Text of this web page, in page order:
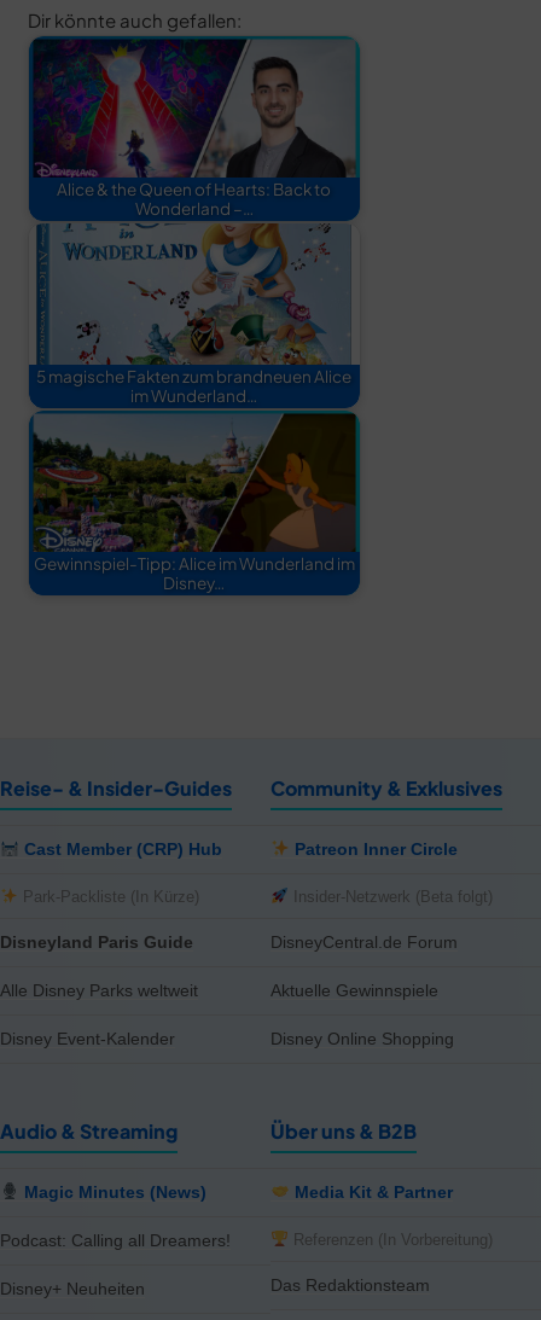
Dir könnte auch gefallen:
Alice & the Queen of Hearts: Back to
Wonderland –…
5 magische Fakten zum brandneuen Alice
im Wunderland…
Gewinnspiel-Tipp: Alice im Wunderland im
Disney…
Reise- & Insider-Guides
Cast Member (CRP) Hub
Park-Packliste (In Kürze)
Disneyland Paris Guide
Alle Disney Parks weltweit
Disney Event-Kalender
Community & Exklusives
Patreon Inner Circle
Insider-Netzwerk (Beta folgt)
DisneyCentral.de Forum
Aktuelle Gewinnspiele
Disney Online Shopping
Audio & Streaming
Magic Minutes (News)
Podcast: Calling all Dreamers!
Disney+ Neuheiten
Über uns & B2B
Media Kit & Partner
Referenzen (In Vorbereitung)
Das Redaktionsteam